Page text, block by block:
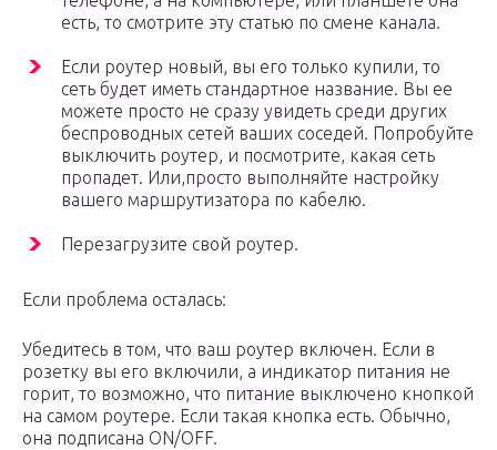
есть, то смотрите эту статью по смене канала.
Если роутер новый, вы его только купили, то
сеть будет иметь стандартное название. Вы ее
можете просто не сразу увидеть среди других
беспроводных сетей ваших соседей. Попробуйте
выключить роутер, и посмотрите, какая сеть
пропадет. Или,просто выполняйте настройку
вашего маршрутизатора по кабелю.
Перезагрузите свой роутер.
Если проблема осталась:
Убедитесь в том, что ваш роутер включен. Если в
розетку вы его включили, а индикатор питания не
горит, то возможно, что питание выключено кнопкой
на самом роутере. Если такая кнопка есть. Обычно,
она подписана ON/OFF.